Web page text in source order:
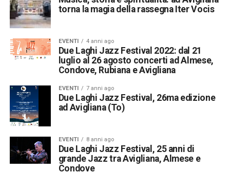
torna la magia della rassegna Iter Vocis
EVENTI 4 anni ago
Due Laghi Jazz Festival 2022: dal 21
luglio al 26 agosto concerti ad Almese,
Condove, Rubiana e Avigliana
EVENTI 7 anni ago
Due Laghi Jazz Festival, 26ma edizione
ad Avigliana (To)
EVENTI 8 anni ago
Due Laghi Jazz Festival, 25 anni di
grande Jazz tra Avigliana, Almese e
Condove